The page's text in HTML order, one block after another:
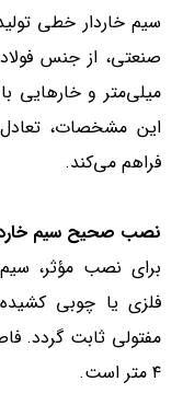
سیم خاردار خطی
این مشخصات،
فراهم می‌کند.
نصب صحیح سیم
برای نصب مؤثر،
فلزی یا چوبی
۴ متر است.